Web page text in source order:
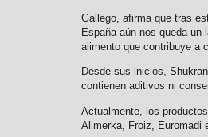
Gallego, afirma que tras
España aún nos queda
alimento que contribuye a
Desde sus inicios,
contienen aditivos ni
Actualmente, los
Alimerka, Froiz, Euromadi